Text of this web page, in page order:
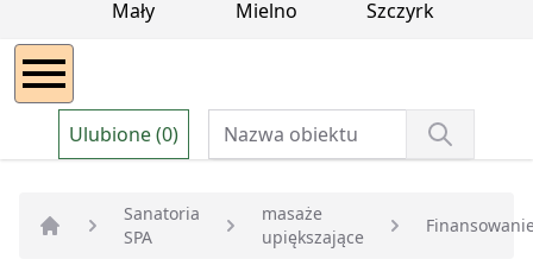
Ulubione (0)
Strona główna
Sanatoria
SPA
masaże
upiększające